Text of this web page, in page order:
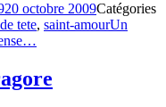
20 octobre 2009Catégories
tete, saint-amourUn